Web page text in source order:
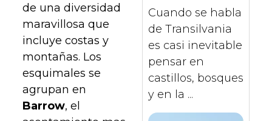
de una diversidad
maravillosa que
incluye costas y
montañas. Los
esquimales se
agrupan en
Barrow, el
Cuando se habla
de Transilvania
es casi inevitable
pensar en
castillos, bosques
y en la ...